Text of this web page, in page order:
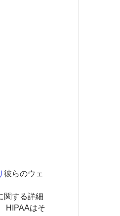
彼らのウェ
関する詳細
HIPAAはそ